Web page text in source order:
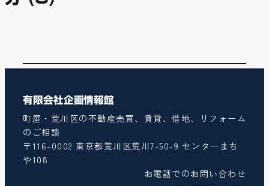
有限会社企画情報館
町屋・荒川区の不動産売買、賃貸、借地、リフォーム
のご相談
〒116-0002 東京都荒川区荒川7-50-9 センターまち
や108
お電話でのお問い合わせ